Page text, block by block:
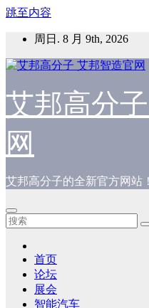
跳至内容
周日. 8 月 9th, 2026
艾邦高分
网
艾邦高分子的全新官方网站
首页
论坛
展会
智能汽车